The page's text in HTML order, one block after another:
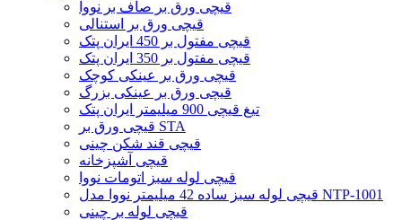
قیچی ورق بر صاف بر نووا
قیچی ورق بر استنالی
قیچی مفتول بر 450 ایران پتک
قیچی مفتول بر 350 ایران پتک
قیچی ورق بر عینکی کوچک
قیچی ورق بر عینکی بزرگ
تیغ قیچی 900 میلیمتر ایران پتک
قیچی ورق بر STA
قیچی قند شکن چینی
قیچی آشپزخانه
قیچی لوله سبز اتومات نووا
قیچی لوله سبز ساده 42 میلیمتر نووا مدل NTP-1001
قیچی لوله بر چینی